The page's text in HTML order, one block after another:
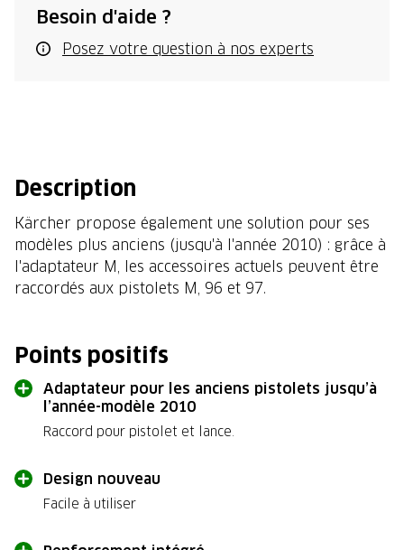
Besoin d'aide ?
Posez votre question à nos experts
Description
Kärcher propose également une solution pour ses
modèles plus anciens (jusqu'à l'année 2010) : grâce à
l'adaptateur M, les accessoires actuels peuvent être
raccordés aux pistolets M, 96 et 97.
Points positifs
Adaptateur pour les anciens pistolets jusqu’à
l’année-modèle 2010
Raccord pour pistolet et lance.
Design nouveau
Facile à utiliser